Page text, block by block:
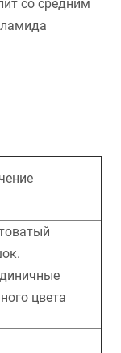
со средним
цвета